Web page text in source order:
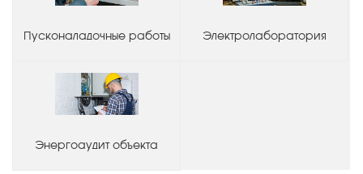
Пусконаладочные работы Электролаборатория
Энергоаудит объекта